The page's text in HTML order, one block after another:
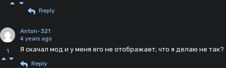
Reply
1
Anton-321
4 years ago
Я скачал мод и у меня его не отображает, что я делаю не так?
Reply